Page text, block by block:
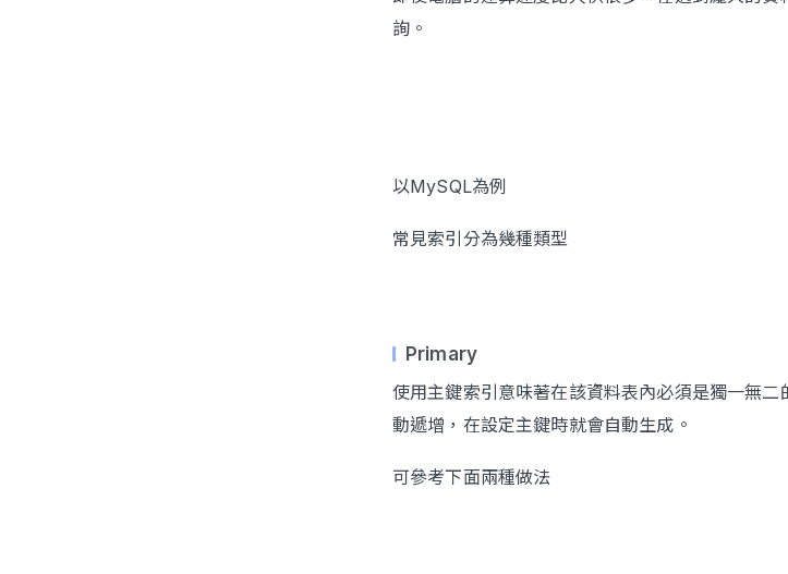
詢。
以MySQL為例
常見索引分為幾種類型
Primary
使用主鍵索引意味著在該資料表內必須是獨一無
動遞增，在設定主鍵時就會自動生成。
可參考下面兩種做法